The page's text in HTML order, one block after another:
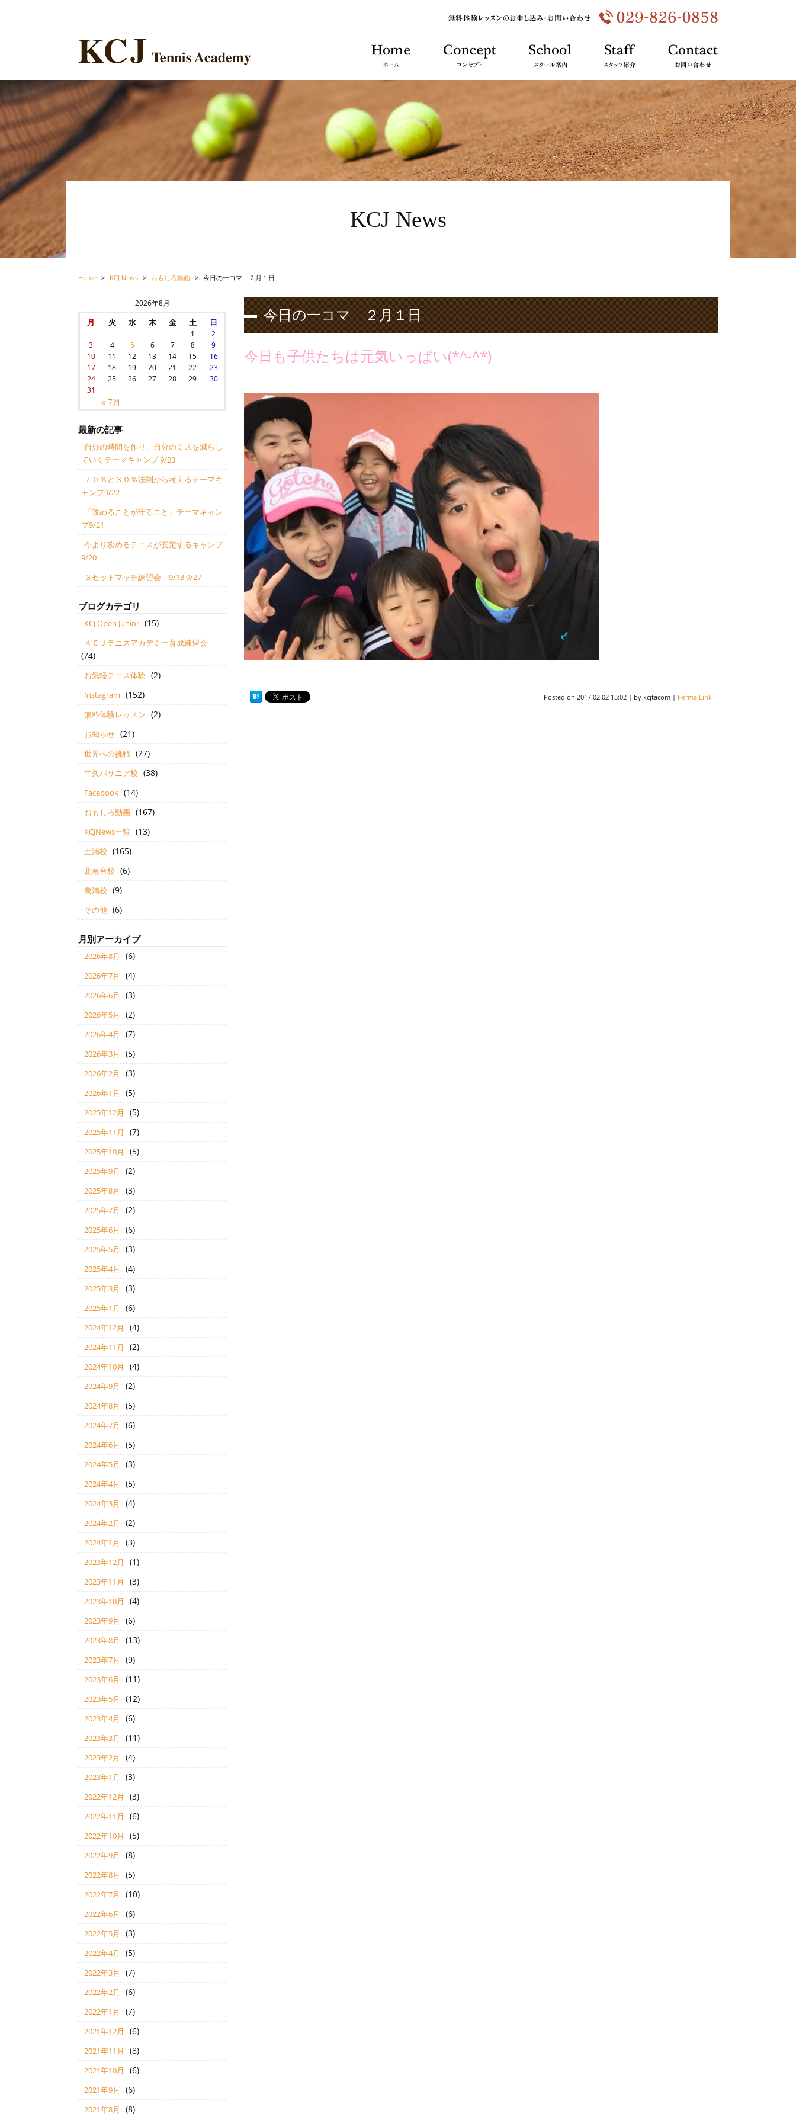
KCJ News
Home > KCJ News > おもしろ動画 > 今日の一コマ ２月１日
今日の一コマ ２月１日
今日も子供たちは元気いっぱい(*^-^*)
Posted on 2017.02.02 15:02 | by kcjtacom | Perma Link
2026年8月
月 火 水 木 金 土 日
« 7月
1
2
3
4 5 6 7 8
9
10
11 12 13 14 15
16
17
18 19 20 21 22
23
24
25 26 27 28 29
30
31
最新の記事
自分の時間を作り、自分のミスを減らし
ていくテーマキャンプ 9/23
７０％と３０％法則から考えるテーマキ
ャンプ9/22
「攻めることが守ること」テーマキャン
プ9/21
今より攻めるテニスが安定するキャンプ
9/20
３セットマッチ練習会 9/13 9/27
ブログカテゴリ
KCJ Open Junior (15)
ＫＣＪテニスアカデミー育成練習会
(74)
お気軽テニス体験 (2)
Instagram (152)
無料体験レッスン (2)
お知らせ (21)
世界への挑戦 (27)
牛久パサニア校 (38)
Facebook (14)
おもしろ動画 (167)
KCJNews一覧 (13)
土浦校 (165)
北竜台校 (6)
美浦校 (9)
その他 (6)
月別アーカイブ
2026年8月 (6)
2026年7月 (4)
2026年6月 (3)
2026年5月 (2)
2026年4月 (7)
2026年3月 (5)
2026年2月 (3)
2026年1月 (5)
2025年12月 (5)
2025年11月 (7)
2025年10月 (5)
2025年9月 (2)
2025年8月 (3)
2025年7月 (2)
2025年6月 (6)
2025年5月 (3)
2025年4月 (4)
2025年3月 (3)
2025年1月 (6)
2024年12月 (4)
2024年11月 (2)
2024年10月 (4)
2024年9月 (2)
2024年8月 (5)
2024年7月 (6)
2024年6月 (5)
2024年5月 (3)
2024年4月 (5)
2024年3月 (4)
2024年2月 (2)
2024年1月 (3)
2023年12月 (1)
2023年11月 (3)
2023年10月 (4)
2023年9月 (6)
2023年8月 (13)
2023年7月 (9)
2023年6月 (11)
2023年5月 (12)
2023年4月 (6)
2023年3月 (11)
2023年2月 (4)
2023年1月 (3)
2022年12月 (3)
2022年11月 (6)
2022年10月 (5)
2022年9月 (8)
2022年8月 (5)
2022年7月 (10)
2022年6月 (6)
2022年5月 (3)
2022年4月 (5)
2022年3月 (7)
2022年2月 (6)
2022年1月 (7)
2021年12月 (6)
2021年11月 (8)
2021年10月 (6)
2021年9月 (6)
2021年8月 (8)